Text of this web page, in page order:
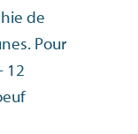
de
Pour
12